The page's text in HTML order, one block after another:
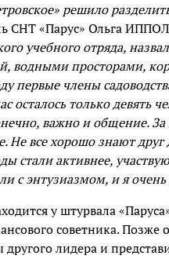
решило
СНТ «Парус» Ольга
учебного отряда,
водными просторами,
первые члены
осталось только
важно и общение.
Не все хорошо знают
стали активнее,
с энтузиазмом, и я очень
у штурвала
советника. Позже
лидера и